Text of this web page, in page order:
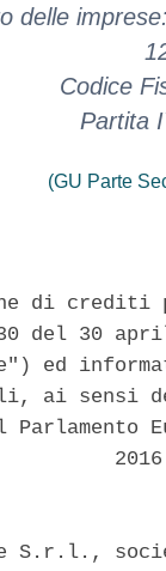
delle
Codice
Partita
(GU Parte
di
del 30
ed
ai sensi
S.r.l.,